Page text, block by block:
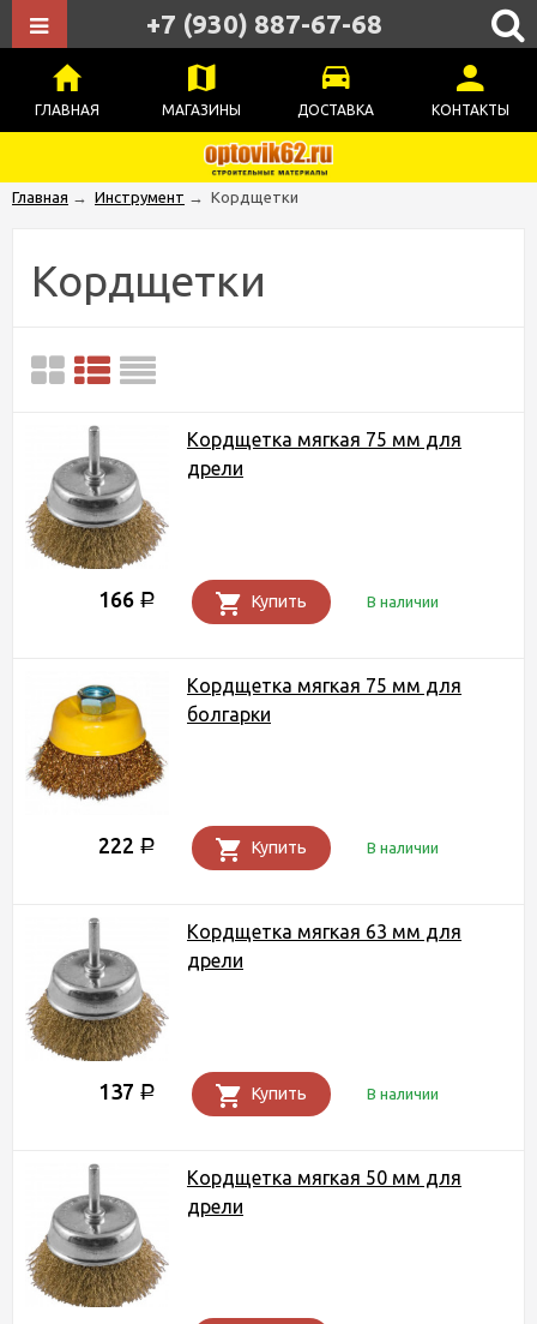
ГЛАВНАЯ МАГАЗИНЫ ДОСТАВКА КОНТАКТЫ
+7 (930) 887-67-68
Главная → Инструмент → Кордщетки
Кордщетки
Кордщетка мягкая 75 мм для
дрели
166 Р Купить В наличии
Кордщетка мягкая 75 мм для
болгарки
222 Р Купить В наличии
Кордщетка мягкая 63 мм для
дрели
137 Р Купить В наличии
Кордщетка мягкая 50 мм для
дрели